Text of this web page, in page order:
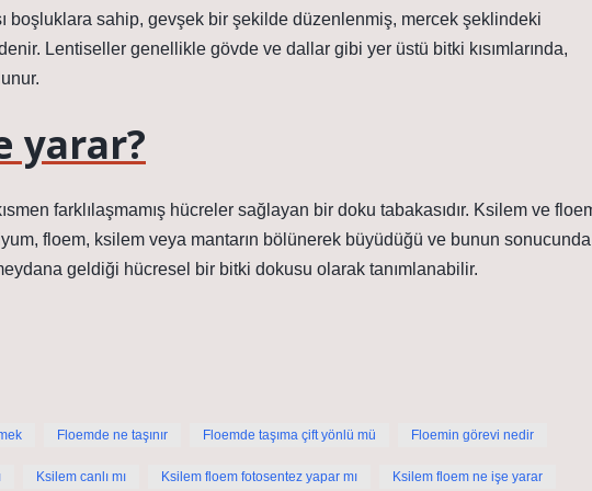
boşluklara sahip, gevşek bir şekilde düzenlenmiş, mercek şeklindeki
Lentiseller genellikle gövde ve dallar gibi yer üstü bitki kısımlarında,
yarar?
farklılaşmamış hücreler sağlayan bir doku tabakasıdır. Ksilem ve
floem, ksilem veya mantarın bölünerek büyüdüğü ve bunun sonucunda
geldiği hücresel bir bitki dokusu olarak tanımlanabilir.
Floemde ne taşınır Floemde taşıma çift yönlü mü Floemin görevi nedir
Ksilem canlı mı Ksilem floem fotosentez yapar mı Ksilem floem ne işe yarar